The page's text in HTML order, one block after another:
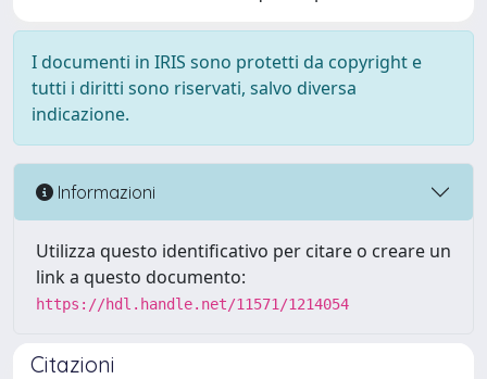
I documenti in IRIS sono protetti da copyright e
tutti i diritti sono riservati, salvo diversa
indicazione.
Informazioni
Utilizza questo identificativo per citare o creare un
link a questo documento:
https://hdl.handle.net/11571/1214054
Citazioni